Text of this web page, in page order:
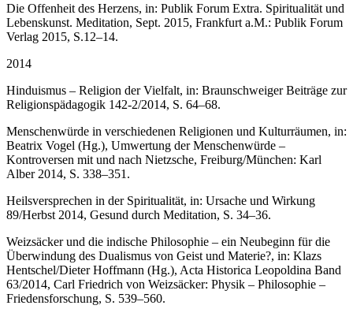
Die Offenheit des Herzens, in: Publik Forum Extra. Spiritualität und
Lebenskunst. Meditation, Sept. 2015, Frankfurt a.M.: Publik Forum
Verlag 2015, S.12–14.
2014
Hinduismus – Religion der Vielfalt, in: Braunschweiger Beiträge zur
Religionspädagogik 142-2/2014, S. 64–68.
Menschenwürde in verschiedenen Religionen und Kulturräumen, in:
Beatrix Vogel (Hg.), Umwertung der Menschenwürde –
Kontroversen mit und nach Nietzsche, Freiburg/München: Karl
Alber 2014, S. 338–351.
Heilsversprechen in der Spiritualität, in: Ursache und Wirkung
89/Herbst 2014, Gesund durch Meditation, S. 34–36.
Weizsäcker und die indische Philosophie – ein Neubeginn für die
Überwindung des Dualismus von Geist und Materie?, in: Klazs
Hentschel/Dieter Hoffmann (Hg.), Acta Historica Leopoldina Band
63/2014, Carl Friedrich von Weizsäcker: Physik – Philosophie –
Friedensforschung, S. 539–560.